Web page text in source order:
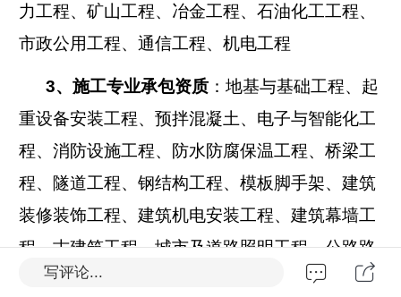
力工程、矿山工程、冶金工程、石油化工工程、
市政公用工程、通信工程、机电工程
3、施工专业承包资质 ：地基与基础工程、 起
重设备安装工程、预拌混凝土、电子与智能化工
程、消防设施工程、防水防腐保温工程、桥梁工
程、隧道工程、钢结构工程、模板脚手架、建筑
装修装饰工程、建筑机电安装工程、建筑幕墙工
程、古建筑工程、城市及道路照明工程、公路路
面工程、公路路基工程、公路交通工程、铁路电
写评论...